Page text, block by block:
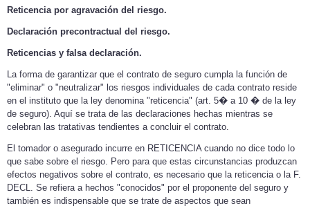
Reticencia por agravación del riesgo.
Declaración precontractual del riesgo.
Reticencias y falsa declaración.
La forma de garantizar que el contrato de seguro cumpla la función de
"eliminar" o "neutralizar" los riesgos individuales de cada contrato reside
en el instituto que la ley denomina "reticencia" (art. 5� a 10 � de la ley
de seguro). Aquí se trata de las declaraciones hechas mientras se
celebran las tratativas tendientes a concluir el contrato.
El tomador o asegurado incurre en RETICENCIA cuando no dice todo lo
que sabe sobre el riesgo. Pero para que estas circunstancias produzcan
efectos negativos sobre el contrato, es necesario que la reticencia o la F.
DECL. Se refiera a hechos "conocidos" por el proponente del seguro y
también es indispensable que se trate de aspectos que sean